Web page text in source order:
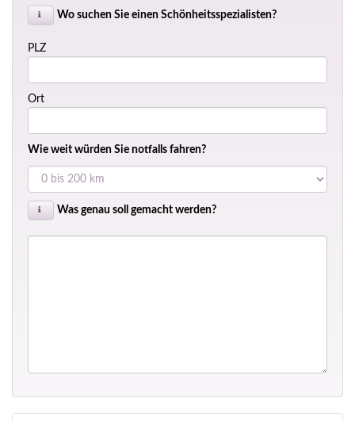
Wo suchen Sie einen Schönheitsspezialisten?
PLZ
Ort
Wie weit würden Sie notfalls fahren?
Was genau soll gemacht werden?